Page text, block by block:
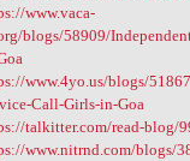
www.vaca-
blogs/58909/
www.4yo.us/blogs/
Call-Girls-in-Goa
talkitter.com/read-blog/
www.nitrnd.com/blogs/